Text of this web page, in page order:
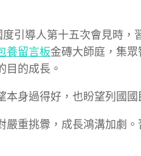
引導人第十五次會見時，
養留言板金磚大師庭，集
目的成長。
本身過得好，也盼望列國國
嚴重挑釁，成長鴻溝加劇。